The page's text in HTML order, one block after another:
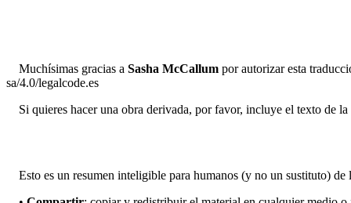
Muchísimas gracias a Sasha McCallum por autorizar esta
sa/4.0/legalcode.es
Si quieres hacer una obra derivada, por favor, incluye el texto de la
Esto es un resumen inteligible para humanos (y no un sustituto)